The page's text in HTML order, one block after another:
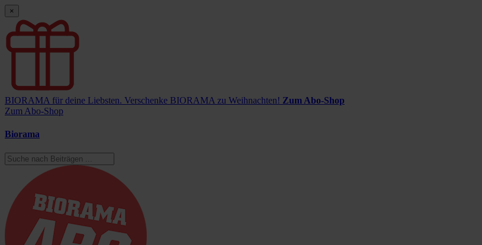
×
BIORAMA für deine Liebsten. Verschenke BIORAMA zu Weihnachten! Zum Abo-Shop
Zum Abo-Shop
Biorama